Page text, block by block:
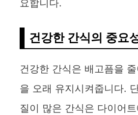
요합니다.
건강한 간식의 중요
건강한 간식은 배고픔을
을 오래 유지시켜줍니다.
질이 많은 간식은 다이어